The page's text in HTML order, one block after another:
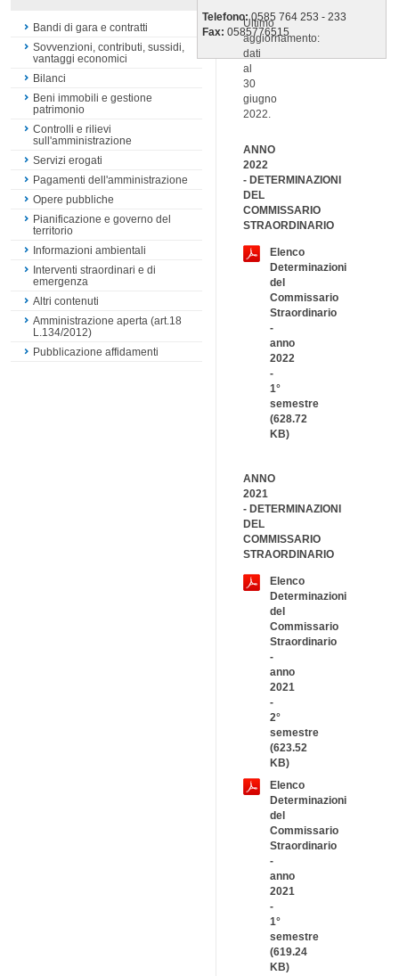
Bandi di gara e contratti
Sovvenzioni, contributi, sussidi,
vantaggi economici
Bilanci
Beni immobili e gestione
patrimonio
Controlli e rilievi
sull'amministrazione
Servizi erogati
Pagamenti dell'amministrazione
Opere pubbliche
Pianificazione e governo del
territorio
Informazioni ambientali
Interventi straordinari e di
emergenza
Altri contenuti
Amministrazione aperta (art.18
L.134/2012)
Pubblicazione affidamenti
Telefono:0585 764 253 - 233
Fax: 0585776515
Ultimo
aggiornamento:
dati
al
30
giugno
2022.
ANNO
2022
- DETERMINAZIONI
DEL
COMMISSARIO
STRAORDINARIO
Elenco
Determinazioni
del
Commissario
Straordinario
-
anno
2022
-
1°
semestre
(628.72
KB)
ANNO
2021
- DETERMINAZIONI
DEL
COMMISSARIO
STRAORDINARIO
Elenco
Determinazioni
del
Commissario
Straordinario
-
anno
2021
-
2°
semestre
(623.52
KB)
Elenco
Determinazioni
del
Commissario
Straordinario
-
anno
2021
-
1°
semestre
(619.24
KB)